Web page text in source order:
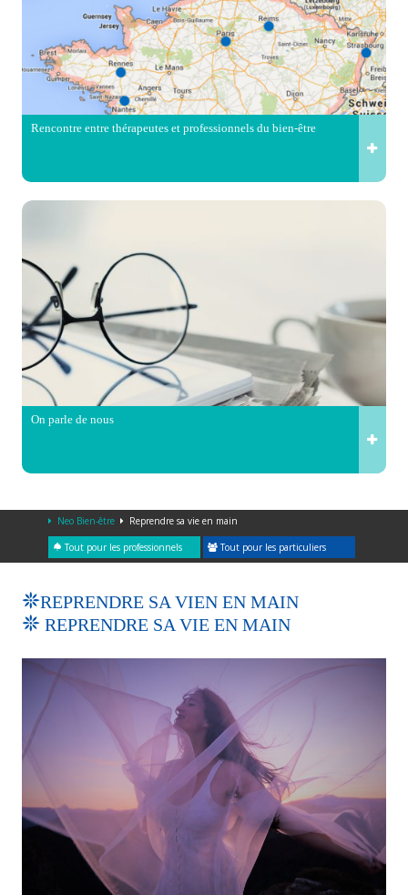
Rencontre entre thérapeutes et professionnels du bien-être
On parle de nous
Neo Bien-être Reprendre sa vie en main
Tout pour les professionnels Tout pour les particuliers
REPRENDRE SA VIEN EN MAIN
REPRENDRE SA VIE EN MAIN